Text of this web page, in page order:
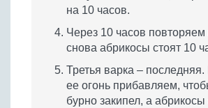
на 10 часов.
Через 10 часов повторяем
снова абрикосы стоят 10
Третья варка –
ее огонь прибавляем,
бурно закипел, а абрикосы